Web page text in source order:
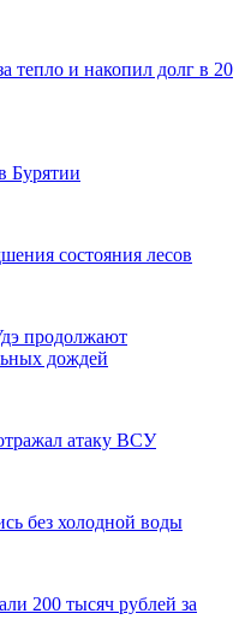
тепло и накопил долг в 20
Бурятии
состояния лесов
продолжают
дождей
атаку ВСУ
без холодной воды
200 тысяч рублей за